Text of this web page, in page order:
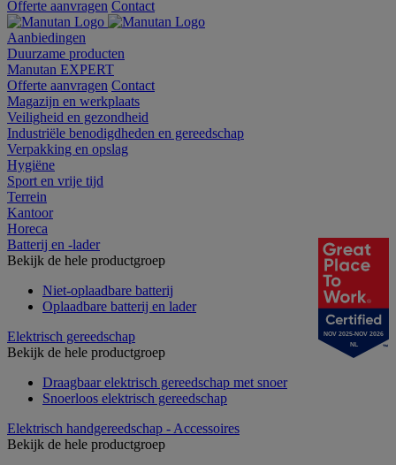
Offerte aanvragen Contact
Aanbiedingen
Duurzame producten
Manutan EXPERT
Offerte aanvragen Contact
Magazijn en werkplaats
Veiligheid en gezondheid
Industriële benodigdheden en gereedschap
Verpakking en opslag
Hygiëne
Sport en vrije tijd
Terrein
Kantoor
Horeca
Batterij en -lader
Bekijk de hele productgroep
Niet-oplaadbare batterij
Oplaadbare batterij en lader
Elektrisch gereedschap
Bekijk de hele productgroep
Draagbaar elektrisch gereedschap met snoer
Snoerloos elektrisch gereedschap
Elektrisch handgereedschap - Accessoires
Bekijk de hele productgroep
NOV 2025-NOV 2026
NL